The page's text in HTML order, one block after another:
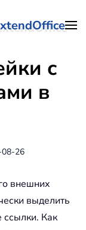
с
в
26
внешних
выделить
ссылки. Как